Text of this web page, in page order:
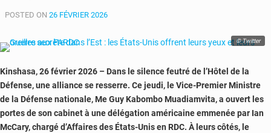
:
du
des
bulletins
scolaires
en
RDC
POSTED ON 26 FÉVRIER 2026
© Twitter
Kinshasa, 26 février 2026 – Dans le silence feutré de l’Hôtel de la
Défense, une alliance se resserre. Ce jeudi, le Vice-Premier Ministre
de la Défense nationale, Me Guy Kabombo Muadiamvita, a ouvert les
portes de son cabinet à une délégation américaine emmenée par Ian
McCary, chargé d’Affaires des États-Unis en RDC. À leurs côtés, le